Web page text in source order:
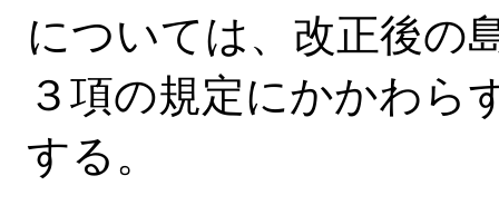
については、改正後の
３項の規定にかかわら
する。